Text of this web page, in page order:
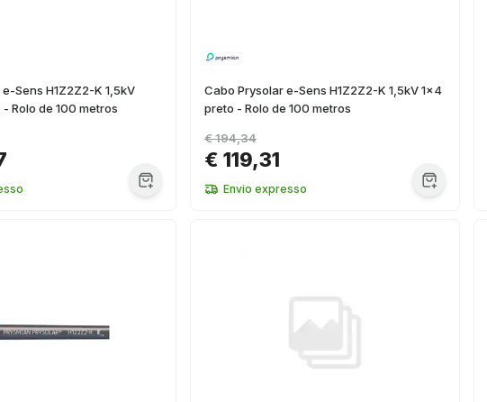
Sens H1Z2Z2-K 1,5kV
Rolo de 100 metros
Cabo Prysolar e-Sens H1Z2Z2-K 1,5kV 1x4
preto - Rolo de 100 metros
€ 119,31
€ 194,34
Envio expresso